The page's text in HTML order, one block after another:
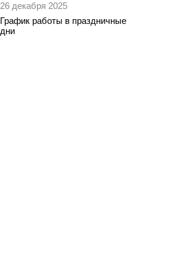
26 декабря 2025
График работы в праздничные
дни